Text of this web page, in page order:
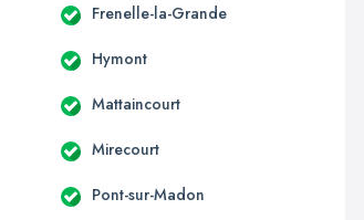
Frenelle-la-Grande
Hymont
Mattaincourt
Mirecourt
Pont-sur-Madon